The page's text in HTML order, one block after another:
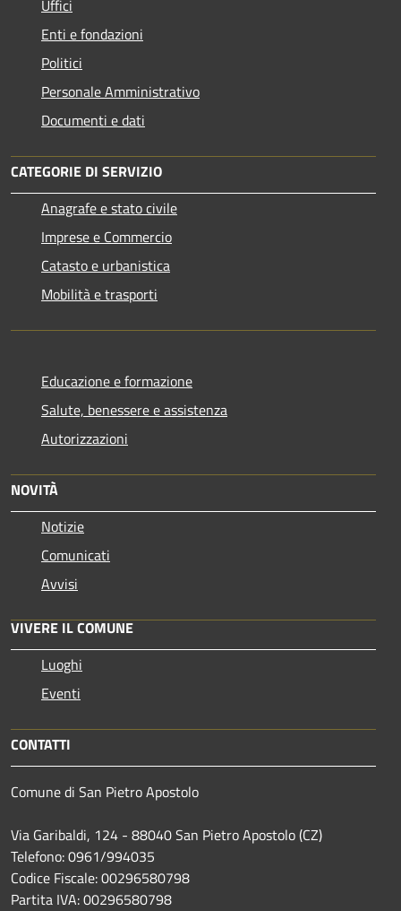
Uffici
Enti e fondazioni
Politici
Personale Amministrativo
Documenti e dati
CATEGORIE DI SERVIZIO
Anagrafe e stato civile
Imprese e Commercio
Catasto e urbanistica
Mobilità e trasporti
Educazione e formazione
Salute, benessere e assistenza
Autorizzazioni
NOVITÀ
Notizie
Comunicati
Avvisi
VIVERE IL COMUNE
Luoghi
Eventi
CONTATTI
Comune di San Pietro Apostolo
Via Garibaldi, 124 - 88040 San Pietro Apostolo (CZ)
Telefono: 0961/994035
Codice Fiscale: 00296580798
Partita IVA: 00296580798